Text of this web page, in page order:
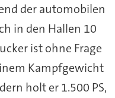
der automobilen
in den Hallen 10
ist ohne Frage
Kampfgewicht
holt er 1.500 PS,